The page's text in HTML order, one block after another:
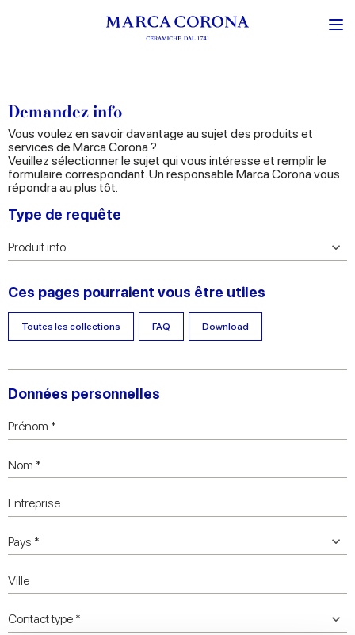
Demandez info
Vous voulez en savoir davantage au sujet des produits et
services de Marca Corona ?
Veuillez sélectionner le sujet qui vous intéresse et remplir le
formulaire correspondant. Un responsable Marca Corona vous
répondra au plus tôt.
Type de requête
Ces pages pourraient vous être utiles
Toutes les collections FAQ Download
Données personnelles